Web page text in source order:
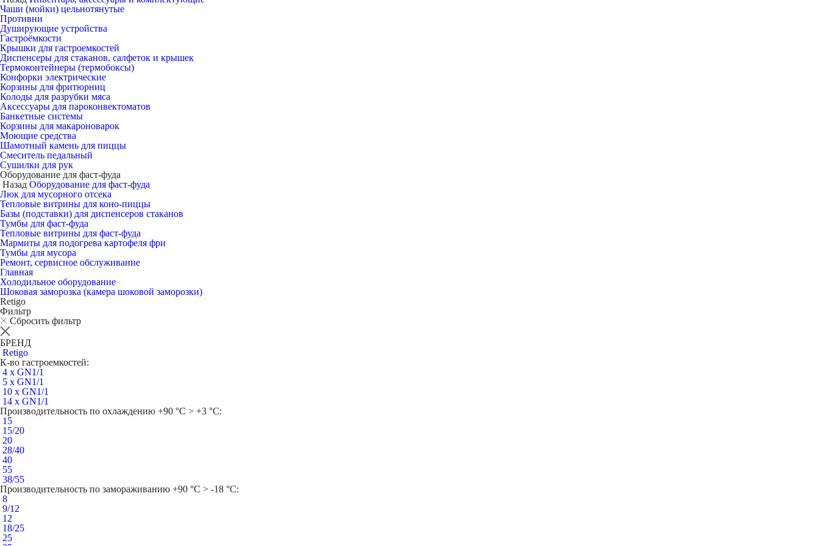
Чаши (мойки) цельнотянутые
Противни
Душирующие устройства
Гастроёмкости
Крышки для гастроемкостей
Диспенсеры для стаканов, салфеток и крышек
Термоконтейнеры (термобоксы)
Конфорки электрические
Корзины для фритюрниц
Колоды для разрубки мяса
Аксессуары для пароконвектоматов
Банкетные системы
Корзины для макароноварок
Моющие средства
Шамотный камень для пиццы
Смеситель педальный
Сушилки для рук
Оборудование для фаст-фуда
Назад Оборудование для фаст-фуда
Люк для мусорного отсека
Тепловые витрины для коно-пиццы
Базы (подставки) для диспенсеров стаканов
Тумбы для фаст-фуда
Тепловые витрины для фаст-фуда
Мармиты для подогрева картофеля фри
Тумбы для мусора
Ремонт, сервисное обслуживание
Главная
Холодильное оборудование
Шоковая заморозка (камера шоковой заморозки)
Retigo
Фильтр
Сбросить фильтр
БРЕНД
Retigo
К-во гастроемкостей:
4 x GN1/1
5 x GN1/1
10 x GN1/1
14 x GN1/1
Производительность по охлаждению +90 °C > +3 °C:
15
15/20
20
28/40
40
55
38/55
Производительность по замораживанию +90 °C > -18 °C:
8
9/12
12
18/25
25